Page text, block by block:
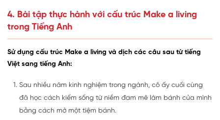
4. Bài tập thực hành với cấu trúc Make a living
trong Tiếng Anh
Sử dụng cấu trúc Make a living và dịch các câu sau từ tiếng
Việt sang tiếng Anh:
Sau nhiều năm kinh nghiệm trong ngành, cô ấy cuối cùng
đã học cách kiếm sống từ niềm đam mê làm bánh của mình
bằng cách mở một tiệm bánh.